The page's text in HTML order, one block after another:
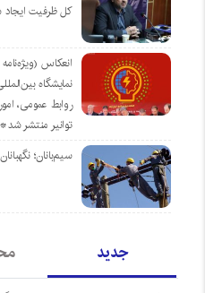
کل ظرفیت
انعکاس
نمایشگاه
روابط عمومی،
توانیر منتشر شد*
سیم‌بانان؛
جدید